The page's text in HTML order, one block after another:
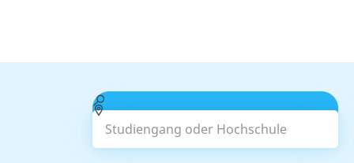
Studiengang oder Hochschule
Suchen